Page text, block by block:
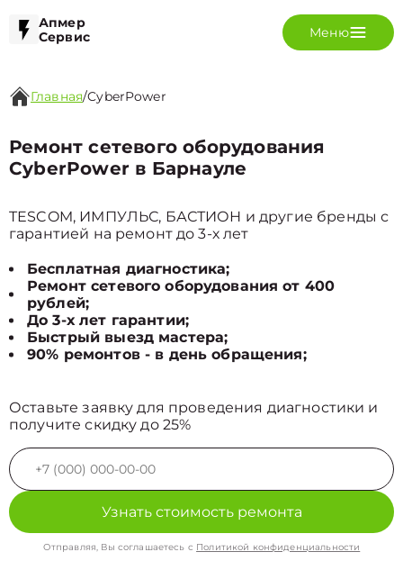
Апмер
Сервис
Меню
Главная/CyberPower
Ремонт сетевого оборудования
CyberPower в Барнауле
TESCOM, ИМПУЛЬС, БАСТИОН и другие бренды с
гарантией на ремонт до 3-х лет
Бесплатная диагностика;
Ремонт сетевого оборудования от 400
рублей;
До 3-х лет гарантии;
Быстрый выезд мастера;
90% ремонтов - в день обращения;
Оставьте заявку для проведения диагностики и
получите скидку до 25%
Узнать стоимость ремонта
Отправляя, Вы соглашаетесь с Политикой конфиденциальности